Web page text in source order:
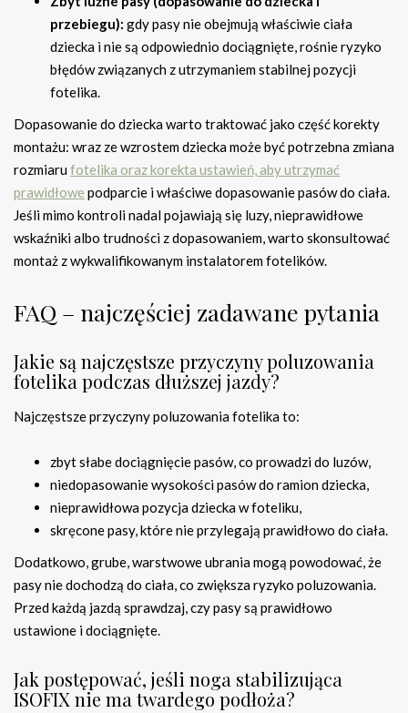
przebiegu): gdy pasy nie obejmują właściwie ciała
dziecka i nie są odpowiednio dociągnięte, rośnie ryzyko
błędów związanych z utrzymaniem stabilnej pozycji
fotelika.
Dopasowanie do dziecka warto traktować jako część korekty
montażu: wraz ze wzrostem dziecka może być potrzebna zmiana
rozmiarufotelika oraz korekta ustawień, aby utrzymać
prawidłowe podparcie i właściwe dopasowanie pasów do ciała.
Jeśli mimo kontroli nadal pojawiają się luzy, nieprawidłowe
wskaźniki albo trudności z dopasowaniem, warto skonsultować
montaż z wykwalifikowanym instalatorem fotelików.
FAQ – najczęściej zadawane pytania
Jakie są najczęstsze przyczyny poluzowania
fotelika podczas dłuższej jazdy?
Najczęstsze przyczyny poluzowania fotelika to:
zbyt słabe dociągnięcie pasów, co prowadzi do luzów,
niedopasowanie wysokości pasów do ramion dziecka,
nieprawidłowa pozycja dziecka w foteliku,
skręcone pasy, które nie przylegają prawidłowo do ciała.
Dodatkowo, grube, warstwowe ubrania mogą powodować, że
pasy nie dochodzą do ciała, co zwiększa ryzyko poluzowania.
Przed każdą jazdą sprawdzaj, czy pasy są prawidłowo
ustawione i dociągnięte.
Jak postępować, jeśli noga stabilizująca
ISOFIX nie ma twardego podłoża?